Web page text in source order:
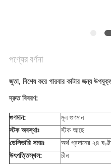
পণ্যের বর্ণনা
জুতা, বিশেষ করে গারবার কাটার জন্য
দ্রুত বিবরণ:
গুণমান:
মূল গুণমান
স্টক অবস্থাঃ
স্টক আছে
ডেলিভারি সময়ঃ
অর্থ প্রদানের ২৪
উৎপত্তিস্থল:
চীন